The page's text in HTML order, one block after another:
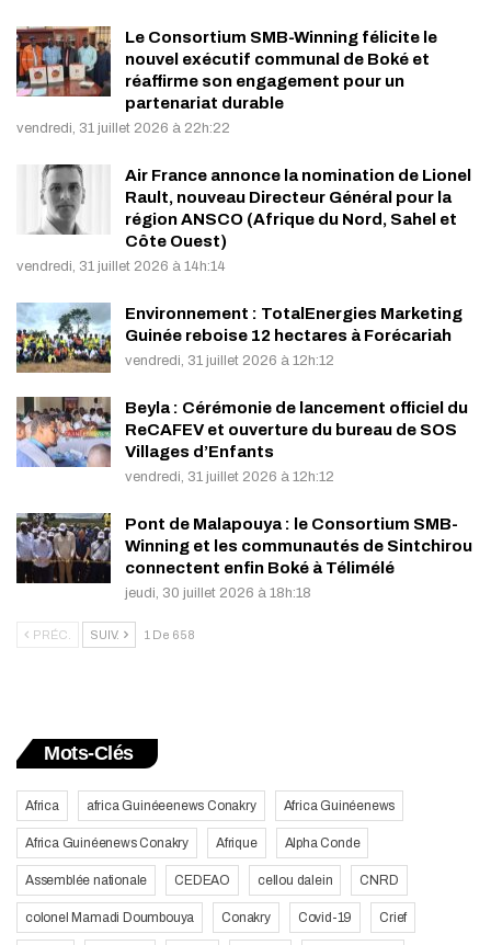
Le Consortium SMB-Winning félicite le
nouvel exécutif communal de Boké et
réaffirme son engagement pour un
partenariat durable
vendredi, 31 juillet 2026 à 22h:22
Air France annonce la nomination de Lionel
Rault, nouveau Directeur Général pour la
région ANSCO (Afrique du Nord, Sahel et
Côte Ouest)
vendredi, 31 juillet 2026 à 14h:14
Environnement : TotalEnergies Marketing
Guinée reboise 12 hectares à Forécariah
vendredi, 31 juillet 2026 à 12h:12
Beyla : Cérémonie de lancement officiel du
ReCAFEV et ouverture du bureau de SOS
Villages d’Enfants
vendredi, 31 juillet 2026 à 12h:12
Pont de Malapouya : le Consortium SMB-
Winning et les communautés de Sintchirou
connectent enfin Boké à Télimélé
jeudi, 30 juillet 2026 à 18h:18
PRÉC. SUIV. 1 De 658
Mots-Clés
Africa africa Guinéeenews Conakry Africa Guinéenews
Africa Guinéenews Conakry Afrique Alpha Conde
Assemblée nationale CEDEAO cellou dalein CNRD
colonel Mamadi Doumbouya Conakry Covid-19 Crief